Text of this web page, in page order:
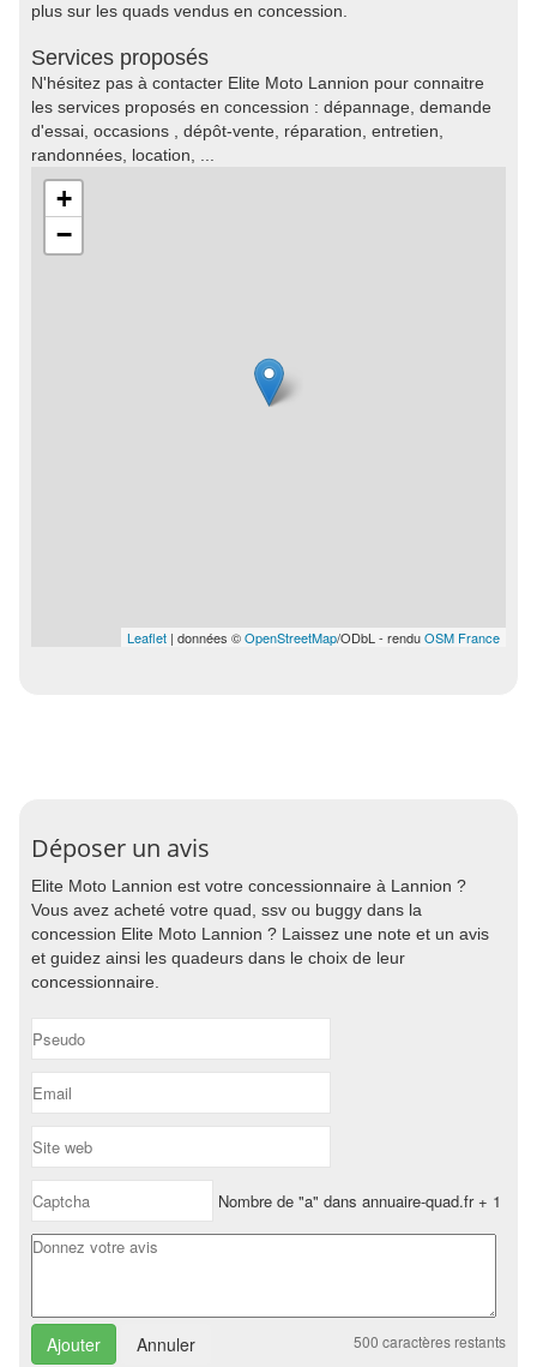
plus sur les quads vendus en concession.
Services proposés
N'hésitez pas à contacter Elite Moto Lannion pour connaitre
les services proposés en concession : dépannage, demande
d'essai, occasions , dépôt-vente, réparation, entretien,
randonnées, location, ...
+
−
Leaflet | données ©OpenStreetMap/ODbL - renduOSM France
Déposer un avis
Elite Moto Lannion est votre concessionnaire à Lannion ?
Vous avez acheté votre quad, ssv ou buggy dans la
concession Elite Moto Lannion ? Laissez une note et un avis
et guidez ainsi les quadeurs dans le choix de leur
concessionnaire.
Nombre de "a" dans annuaire-quad.fr + 1
Annuler 500 caractères restants